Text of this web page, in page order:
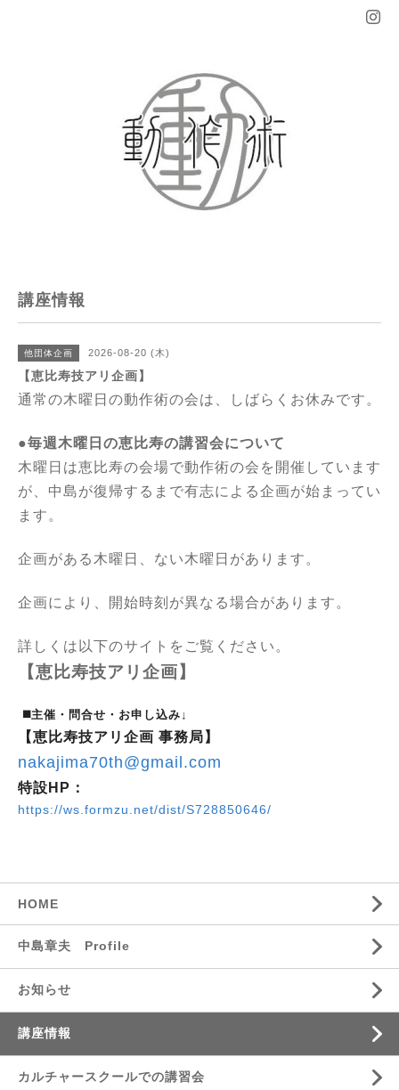
講座情報
他団体企画 2026-08-20 (木)
【恵比寿技アリ企画】
通常の木曜日の動作術の会は、しばらくお休みです。
●毎週木曜日の恵比寿の講習会について
木曜日は恵比寿の会場で動作術の会を開催しています
が、中島が復帰するまで有志による企画が始まってい
ます。
企画がある木曜日、ない木曜日があります。
企画により、開始時刻が異なる場合があります。
詳しくは以下のサイトをご覧ください。
【恵比寿技アリ企画】
◼️主催・問合せ・お申し込み↓
【恵比寿技アリ企画 事務局】
nakajima70th@gmail.com
特設HP：
https://ws.formzu.net/dist/S728850646/
HOME
中島章夫 Profile
お知らせ
講座情報
カルチャースクールでの講習会